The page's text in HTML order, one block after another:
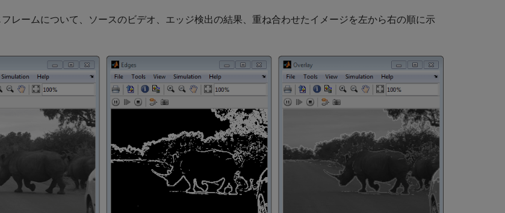
レームについて、ソースのビデオ、エッジ検出の結果、重ね合わせたイメージを左から右の順に示